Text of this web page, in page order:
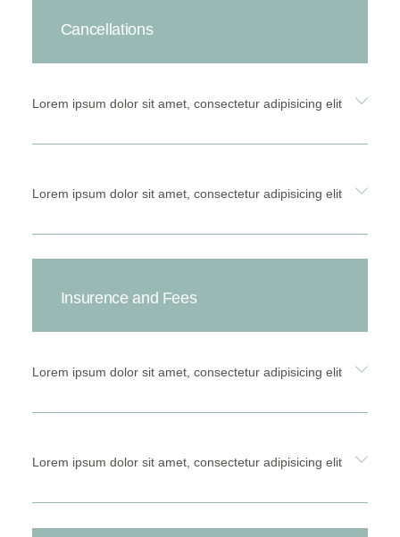
Cancellations
Lorem ipsum dolor sit amet, consectetur adipisicing elit
Lorem ipsum dolor sit amet, consectetur adipisicing elit
Insurence and Fees
Lorem ipsum dolor sit amet, consectetur adipisicing elit
Lorem ipsum dolor sit amet, consectetur adipisicing elit